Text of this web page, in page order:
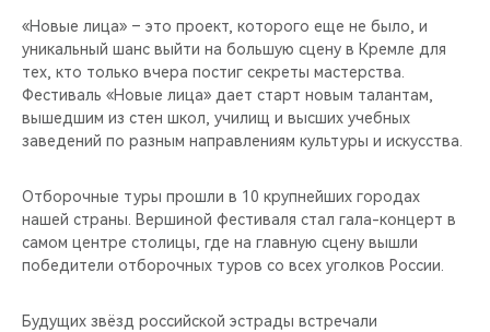
НОВИНКИ
БЛАГОТВОРИТЕЛЬНОСТЬ
CHERY REMOTE
CHERY И СПОРТ
НАШИ МЕРОПРИЯТИЯ
ВИДЕООБЗОРЫ
CHERY ДЛЯ ДЕТЕЙ
«Новые лица» – это проект, которого еще не было, и
уникальный шанс выйти на большую сцену в Кремле для
тех, кто только вчера постиг секреты мастерства.
Фестиваль «Новые лица» дает старт новым талантам,
вышедшим из стен школ, училищ и высших учебных
заведений по разным направлениям культуры и искусства.
Отборочные туры прошли в 10 крупнейших городах
нашей страны. Вершиной фестиваля стал гала-концерт в
самом центре столицы, где на главную сцену вышли
победители отборочных туров со всех уголков России.
Будущих звёзд российской эстрады встречали